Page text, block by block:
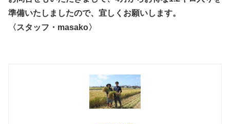
準備いたしましたので、宜しくお願いします。
〈スタッフ・masako〉